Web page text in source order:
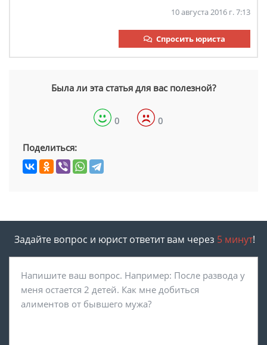
10 августа 2016 г. 7:13
Спросить юриста
Была ли эта статья для вас полезной?
0 0
Поделиться:
Задайте вопрос и юрист ответит вам через 5 минут!